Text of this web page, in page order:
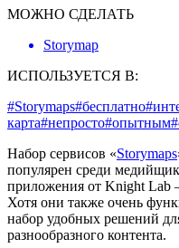
МОЖНО СДЕЛАТЬ
Storymap
ИСПОЛЬЗУЕТСЯ В:
#Storymaps#бесплатно
карта#непросто#опытным
Набор сервисов «Storymaps
популярен среди
приложения от Knight Lab
Хотя они также очень
набор удобных решений
разнообразного контента.